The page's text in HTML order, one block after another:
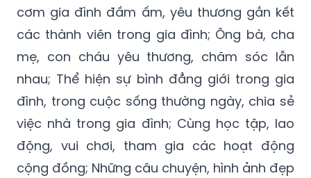
cơm gia đình đầm ấm, yêu thương gắn kết
các thành viên trong gia đình; Ông bà, cha
mẹ, con cháu yêu thương, chăm sóc lẫn
nhau; Thể hiện sự bình đẳng giới trong gia
đình, trong cuộc sống thường ngày, chia sẻ
việc nhà trong gia đình; Cùng học tập, lao
động, vui chơi, tham gia các hoạt động
cộng đồng; Những câu chuyện, hình ảnh đẹp